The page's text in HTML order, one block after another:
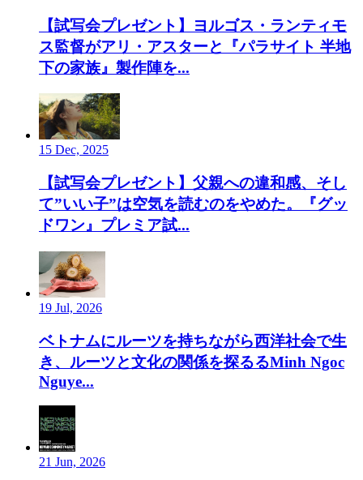
【試写会プレゼント】ヨルゴス・ランティモ
ス監督がアリ・アスターと『パラサイト 半地
下の家族』製作陣を...
15 Dec, 2025
【試写会プレゼント】父親への違和感、そし
て”いい子”は空気を読むのをやめた。『グッ
ドワン』プレミア試...
19 Jul, 2026
ベトナムにルーツを持ちながら西洋社会で生
き、ルーツと文化の関係を探るるMinh Ngoc
Nguye...
21 Jun, 2026